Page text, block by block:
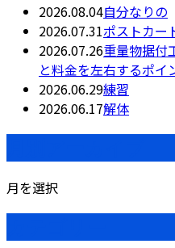
2026.08.04自分なりの
2026.07.31ポストカー
2026.07.26重量物据付
と料金を左右するポ
2026.06.29練習
2026.06.17解体
月を選択